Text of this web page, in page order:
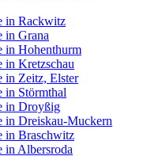
in Rackwitz
in Grana
in Hohenthurm
in Kretzschau
in Zeitz, Elster
in Störmthal
in Droyßig
in Dreiskau-Muckern
in Braschwitz
in Albersroda